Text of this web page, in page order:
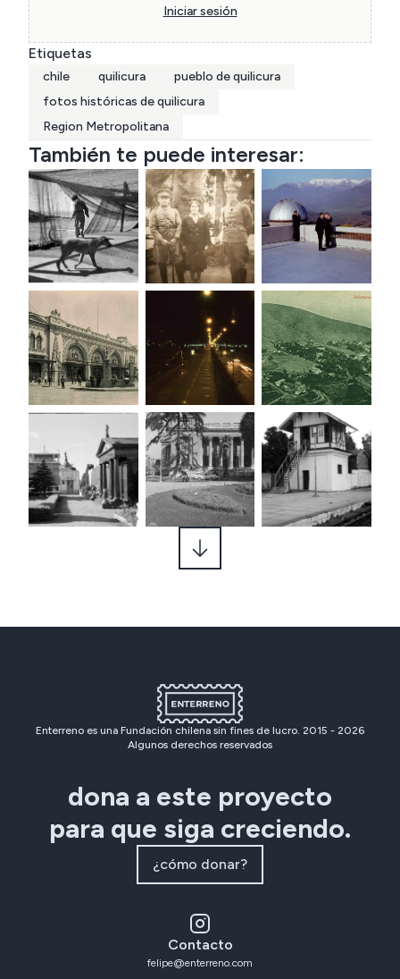
Iniciar sesión
Etiquetas
chile quilicura
pueblo de quilicura
fotos históricas de quilicura
Region Metropolitana
También te puede interesar:
Enterreno es una Fundación chilena sin fines de lucro. 2015 - 2026
Algunos derechos reservados
dona a este proyecto
para que siga creciendo.
¿cómo donar?
Contacto
felipe@enterreno.com